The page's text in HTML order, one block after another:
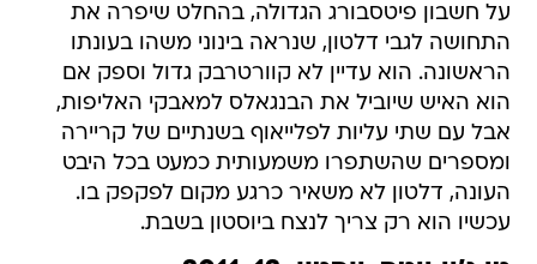
על חשבון פיטסבורג הגדולה, בהחלט שיפרה את
התחושה לגבי דלטון, שנראה בינוני משהו בעונתו
הראשונה. הוא עדיין לא קוורטרבק גדול וספק אם
הוא האיש שיוביל את הבנגאלס למאבקי האליפות,
אבל עם שתי עליות לפלייאוף בשנתיים של קריירה
ומספרים שהשתפרו משמעותית כמעט בכל היבט
העונה, דלטון לא משאיר כרגע מקום לפקפק בו.
עכשיו הוא רק צריך לנצח ביוסטון בשבת.